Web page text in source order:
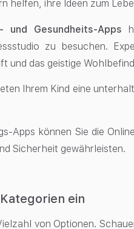
helfen, ihre Ideen zum
und Gesundheits-Apps
zu besuchen.
und das geistige
Ihrem Kind eine
Apps können Sie die
Sicherheit gewährleisten.
ein
von Optionen.